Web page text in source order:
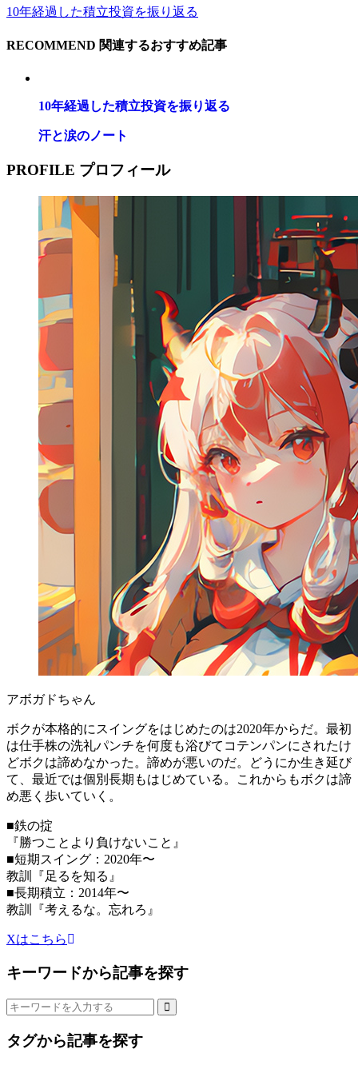
10年経過した積立投資を振り返る
RECOMMEND 関連するおすすめ記事
10年経過した積立投資を振り返る
汗と涙のノート
PROFILE プロフィール
アボガドちゃん
ボクが本格的にスイングをはじめたのは2020年からだ。最初
は仕手株の洗礼パンチを何度も浴びてコテンパンにされたけ
どボクは諦めなかった。諦めが悪いのだ。どうにか生き延び
て、最近では個別長期もはじめている。これからもボクは諦
め悪く歩いていく。
■鉄の掟
『勝つことより負けないこと』
■短期スイング：2020年〜
教訓『足るを知る』
■長期積立：2014年〜
教訓『考えるな。忘れろ』
Xはこちら
キーワードから記事を探す
タグから記事を探す